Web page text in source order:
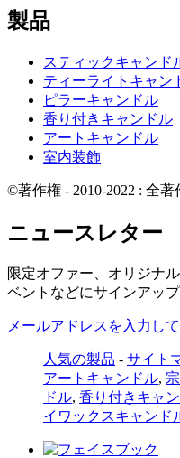
製品
スティックキャンド
ティーライトキャン
ピラーキャンドル
香り付きキャンドル
アートキャンドル
室内装飾
©著作権 - 2010-2022 : 全著
ニュースレター
限定オファー、オリジナ
ベントなどにサインアップ
メールアドレスを入力して
人気の製品 - サイト
アートキャンドル,
ドル, 香り付きキャ
イワックスキャンド